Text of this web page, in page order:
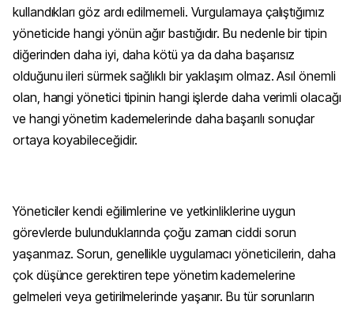
kullandıkları göz ardı edilmemeli. Vurgulamaya çalıştığımız
yöneticide hangi yönün ağır bastığıdır. Bu nedenle bir tipin
diğerinden daha iyi, daha kötü ya da daha başarısız
olduğunu ileri sürmek sağlıklı bir yaklaşım olmaz. Asıl önemli
olan, hangi yönetici tipinin hangi işlerde daha verimli olacağı
ve hangi yönetim kademelerinde daha başarılı sonuçlar
ortaya koyabileceğidir.
Yöneticiler kendi eğilimlerine ve yetkinliklerine uygun
görevlerde bulunduklarında çoğu zaman ciddi sorun
yaşanmaz. Sorun, genellikle uygulamacı yöneticilerin, daha
çok düşünce gerektiren tepe yönetim kademelerine
gelmeleri veya getirilmelerinde yaşanır. Bu tür sorunların